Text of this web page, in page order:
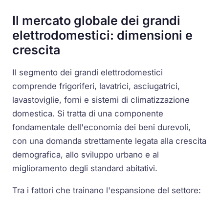
Il mercato globale dei grandi
elettrodomestici: dimensioni e
crescita
Il segmento dei grandi elettrodomestici
comprende frigoriferi, lavatrici, asciugatrici,
lavastoviglie, forni e sistemi di climatizzazione
domestica. Si tratta di una componente
fondamentale dell'economia dei beni durevoli,
con una domanda strettamente legata alla crescita
demografica, allo sviluppo urbano e al
miglioramento degli standard abitativi.
Tra i fattori che trainano l'espansione del settore: